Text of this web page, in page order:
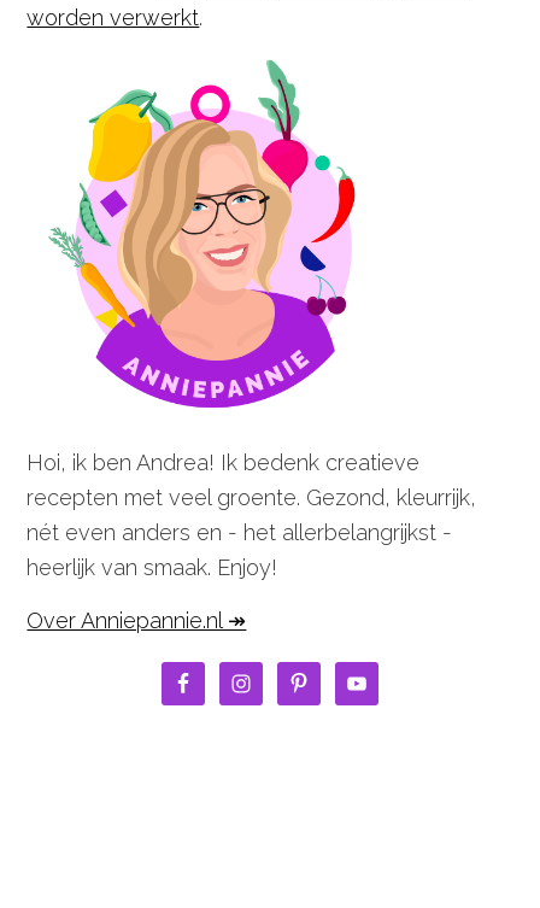
worden verwerkt.
Hoi, ik ben Andrea! Ik bedenk creatieve
recepten met veel groente. Gezond, kleurrijk,
nét even anders en - het allerbelangrijkst -
heerlijk van smaak. Enjoy!
Over Anniepannie.nl ↠